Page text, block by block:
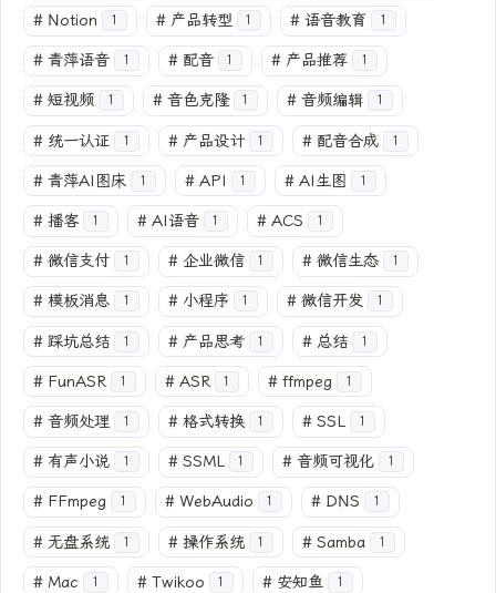
# Notion 1 # 产品转型 1 # 语音教育 1
# 青萍语音 1 # 配音 1 # 产品推荐 1
# 短视频 1 # 音色克隆 1 # 音频编辑 1
# 统一认证 1 # 产品设计 1 # 配音合成 1
# 青萍AI图床 1 # API 1 # AI生图 1
# 播客 1 # AI语音 1 # ACS 1
# 微信支付 1 # 企业微信 1 # 微信生态 1
# 模板消息 1 # 小程序 1 # 微信开发 1
# 踩坑总结 1 # 产品思考 1 # 总结 1
# FunASR 1 # ASR 1 # ffmpeg 1
# 音频处理 1 # 格式转换 1 # SSL 1
# 有声小说 1 # SSML 1 # 音频可视化 1
# FFmpeg 1 # WebAudio 1 # DNS 1
# 无盘系统 1 # 操作系统 1 # Samba 1
# Mac 1 # Twikoo 1 # 安知鱼 1